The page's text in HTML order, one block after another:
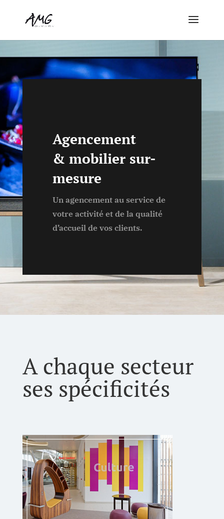
Agencement
& mobilier sur-
mesure
Un agencement au service de
votre activité et de la qualité
d’accueil de vos clients.
A chaque secteur
ses spécificités